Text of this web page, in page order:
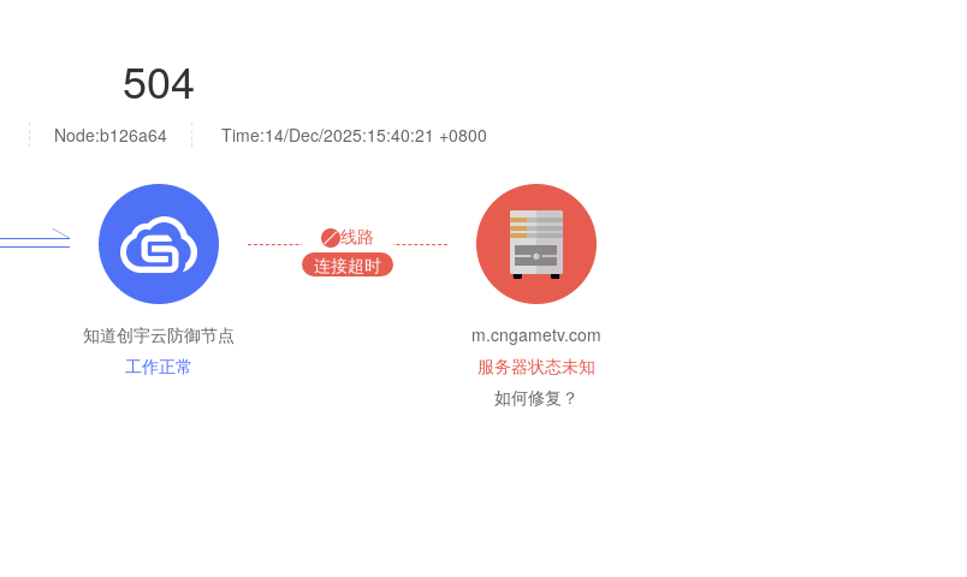
504
Node:b126a64 Time:14/Dec/2025:15:40:21 +0800
知道创宇云防御节点
工作正常
线路
连接超时
m.cngametv.com
服务器状态未知
如何修复？